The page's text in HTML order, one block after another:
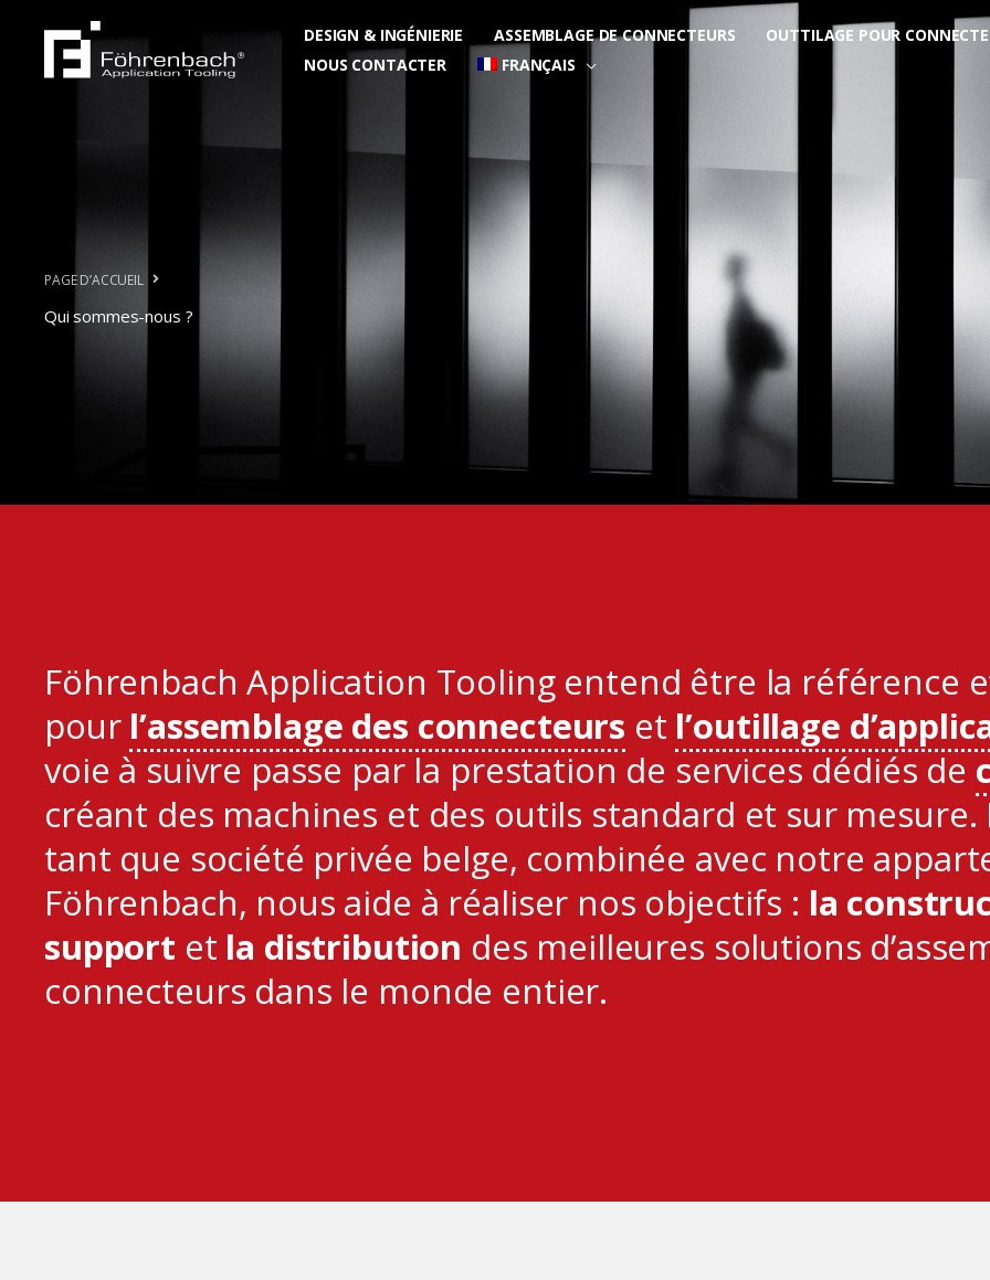
contenu
DESIGN & INGÉNIERIE ASSEMBLAGE DE CONNECTEURS OUTTILAGE POUR
NOUS CONTACTER
FRANÇAIS
PAGE D’ACCUEIL
Qui sommes-nous ?
Föhrenbach Application Tooling entend être la référence
pour l’assemblage des connecteurs et l’outillage
voie à suivre passe par la prestation de services dédiés de
créant des machines et des outils standard et sur
tant que société privée belge, combinée avec notre
Föhrenbach, nous aide à réaliser nos objectifs : la
support et la distribution des meilleures solutions
connecteurs dans le monde entier.